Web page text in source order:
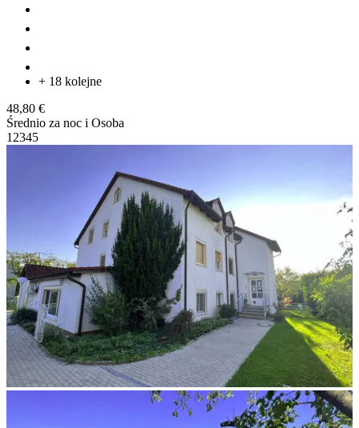
+ 18 kolejne
48,80 €
Średnio za noc i Osoba
1 2345